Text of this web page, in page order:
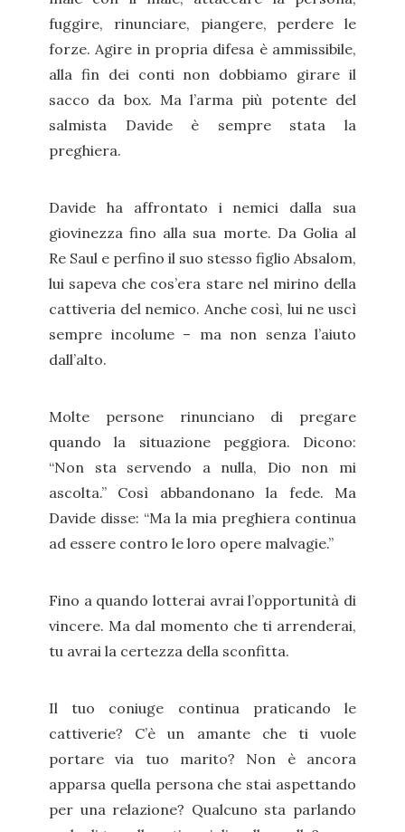
fuggire, rinunciare, piangere, perdere le
forze. Agire in propria difesa è ammissibile,
alla fin dei conti non dobbiamo girare il
sacco da box. Ma l’arma più potente del
salmista Davide è sempre stata la
preghiera.
Davide ha affrontato i nemici dalla sua
giovinezza fino alla sua morte. Da Golia al
Re Saul e perfino il suo stesso figlio Absalom,
lui sapeva che cos’era stare nel mirino della
cattiveria del nemico. Anche così, lui ne uscì
sempre incolume – ma non senza l’aiuto
dall’alto.
Molte persone rinunciano di pregare
quando la situazione peggiora. Dicono:
“Non sta servendo a nulla, Dio non mi
ascolta.” Così abbandonano la fede. Ma
Davide disse: “Ma la mia preghiera continua
ad essere contro le loro opere malvagie.”
Fino a quando lotterai avrai l’opportunità di
vincere. Ma dal momento che ti arrenderai,
tu avrai la certezza della sconfitta.
Il tuo coniuge continua praticando le
cattiverie? C’è un amante che ti vuole
portare via tuo marito? Non è ancora
apparsa quella persona che stai aspettando
per una relazione? Qualcuno sta parlando